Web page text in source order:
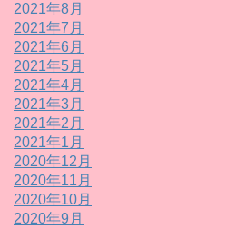
2021年8月
2021年7月
2021年6月
2021年5月
2021年4月
2021年3月
2021年2月
2021年1月
2020年12月
2020年11月
2020年10月
2020年9月